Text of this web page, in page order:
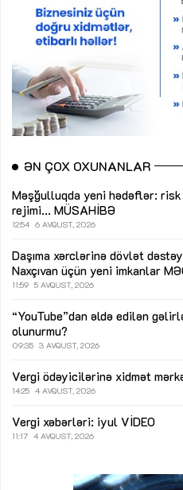
ƏN ÇOX OXUNANLAR
Məşğulluqda yeni hədəflər:
rejimi... MÜSAHİBƏ
12:54 6 AVQUST, 2026
Daşıma xərclərinə dövlət
Naxçıvan üçün yeni imkanlar
11:59 5 AVQUST, 2026
“YouTube”dan əldə edilən
olunurmu?
09:35 3 AVQUST, 2026
Vergi ödəyicilərinə xidmət
14:25 4 AVQUST, 2026
Vergi xəbərləri: iyul VİDEO
11:17 4 AVQUST, 2026